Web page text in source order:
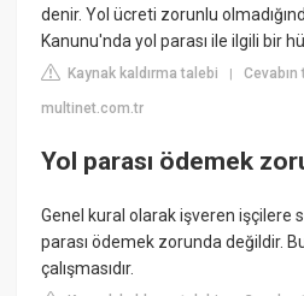
denir. Yol ücreti zorunlu
Kanunu'nda yol parası ile ilgili bir
Kaynak kaldırma talebi |Cevabın
multinet.com.tr
Yol parası ödemek
Genel kural olarak işveren işçilere
parası ödemek zorunda değildir.
çalışmasıdır.